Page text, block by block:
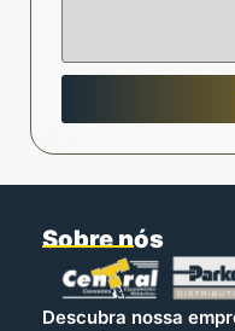
Sobre nós
Descubra nossa